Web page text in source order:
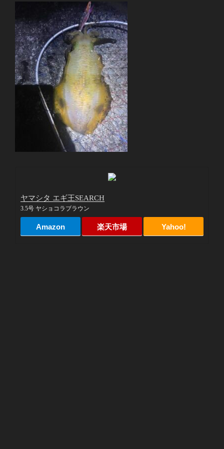
ヤマシタ エギ王SEARCH
3.5号 ヤショコラブラウン
Amazon 楽天市場 Yahoo!